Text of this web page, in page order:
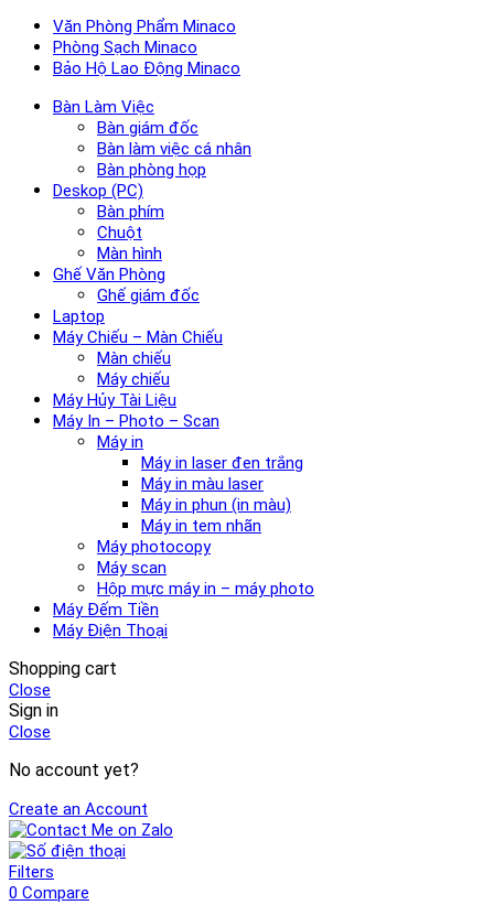
Văn Phòng Phẩm Minaco
Phòng Sạch Minaco
Bảo Hộ Lao Động Minaco
Bàn Làm Việc
Bàn giám đốc
Bàn làm việc cá nhân
Bàn phòng họp
Deskop (PC)
Bàn phím
Chuột
Màn hình
Ghế Văn Phòng
Ghế giám đốc
Laptop
Máy Chiếu – Màn Chiếu
Màn chiếu
Máy chiếu
Máy Hủy Tài Liệu
Máy In – Photo – Scan
Máy in
Máy in laser đen trắng
Máy in màu laser
Máy in phun (in màu)
Máy in tem nhãn
Máy photocopy
Máy scan
Hộp mực máy in – máy photo
Máy Đếm Tiền
Máy Điện Thoại
Shopping cart
Close
Sign in
Close
No account yet?
Create an Account
Filters
0 Compare